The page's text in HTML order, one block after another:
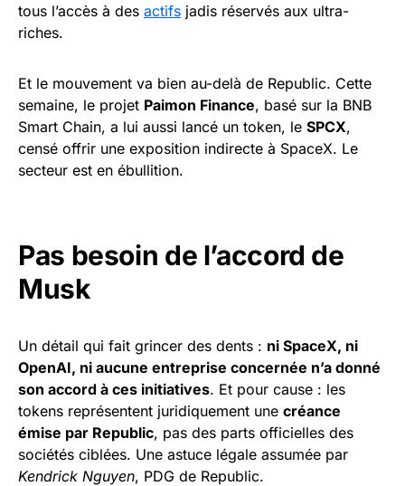
tous l’accès à des actifs jadis réservés aux ultra-
riches.
Et le mouvement va bien au-delà de Republic. Cette
semaine, le projet Paimon Finance, basé sur la BNB
Smart Chain, a lui aussi lancé un token, le SPCX,
censé offrir une exposition indirecte à SpaceX. Le
secteur est en ébullition.
Pas besoin de l’accord de
Musk
Un détail qui fait grincer des dents : ni SpaceX, ni
OpenAI, ni aucune entreprise concernée n’a donné
son accord à ces initiatives. Et pour cause : les
tokens représentent juridiquement une créance
émise par Republic, pas des parts officielles des
sociétés ciblées. Une astuce légale assumée par
Kendrick Nguyen, PDG de Republic.